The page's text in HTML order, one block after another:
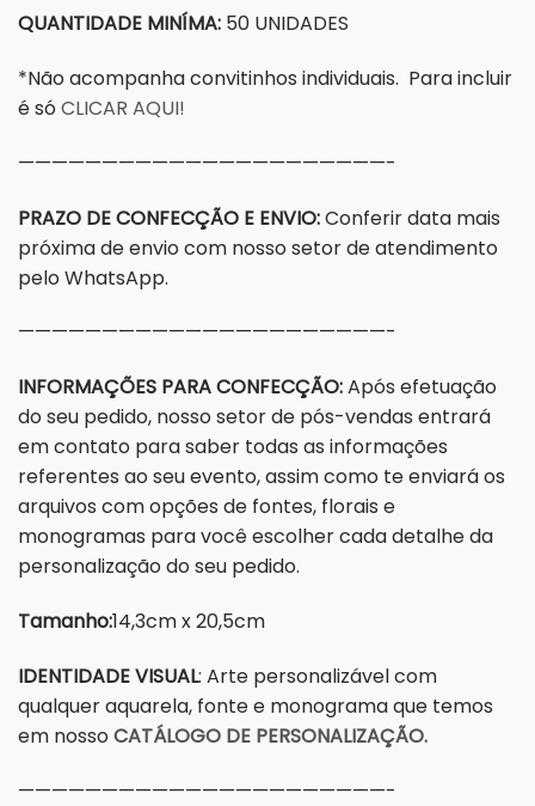
QUANTIDADE MINÍMA: 50 UNIDADES
*Não acompanha convitinhos individuais. Para incluir
é sóCLICAR AQUI!
——————————————————————-
PRAZO DE CONFECÇÃO E ENVIO:Conferir data mais
próxima de envio com nosso setor de atendimento
pelo WhatsApp.
——————————————————————-
INFORMAÇÕES PARA CONFECÇÃO:Após efetuação
do seu pedido, nosso setor de pós-vendas entrará
em contato para saber todas as informações
referentes ao seu evento, assim como te enviará os
arquivos com opções de fontes, florais e
monogramas para você escolher cada detalhe da
personalização do seu pedido.
Tamanho:14,3cm x 20,5cm
IDENTIDADE VISUAL: Arte personalizável com
qualquer aquarela, fonte e monograma que temos
em nossoCATÁLOGO DE PERSONALIZAÇÃO.
——————————————————————-